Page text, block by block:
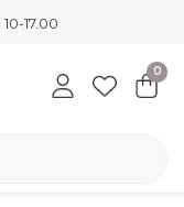
17.00
0